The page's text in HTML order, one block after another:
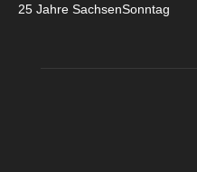
25 Jahre SachsenSonntag